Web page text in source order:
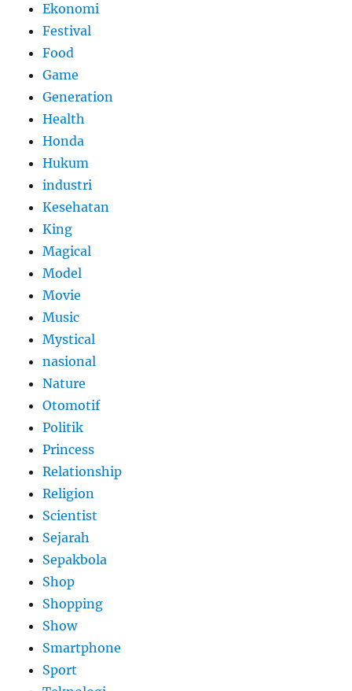
Ekonomi
Festival
Food
Game
Generation
Health
Honda
Hukum
industri
Kesehatan
King
Magical
Model
Movie
Music
Mystical
nasional
Nature
Otomotif
Politik
Princess
Relationship
Religion
Scientist
Sejarah
Sepakbola
Shop
Shopping
Show
Smartphone
Sport